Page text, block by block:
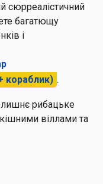
сюрреалістичний
багатющу
і
кораблик) .
рибацьке
віллами та